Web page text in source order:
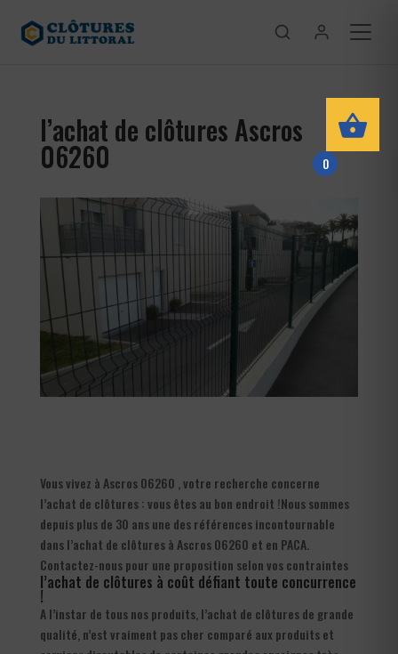
l’achat de clôtures Ascros
06260
Vous vivez à Ascros 06260 , votre recherche concerne
l’achat de clôtures : vous êtes au bon endroit !Nous sommes
depuis plus de 30 ans une des références incontournable
dans l’achat de clôtures à Ascros 06260 et en PACA.
Contactez-nous pour une proposition selon vos contraintes
l’achat de clôtures à coût défiant toute concurrence
!
A l’instar de tous nos produits, l’achat de clôtures de grande
qualité, n’est vraiment pas cher comparé aux produits et
0